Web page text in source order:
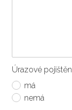
Úrazové
má
nemá